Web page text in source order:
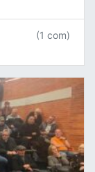
(1 com)